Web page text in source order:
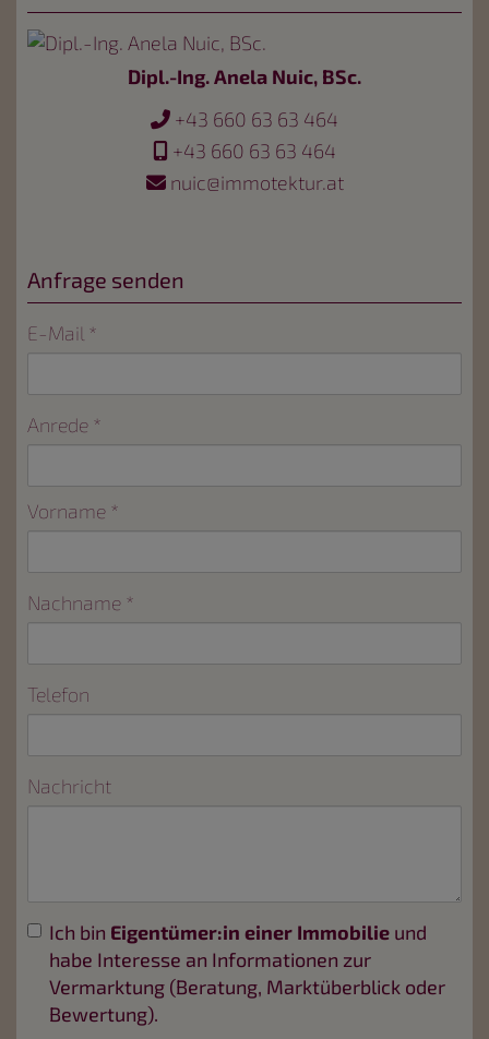
Dipl.-Ing. Anela Nuic, BSc.
+43 660 63 63 464
+43 660 63 63 464
nuic@immotektur.at
Anfrage senden
E-Mail
Anrede
Vorname
Nachname
Telefon
Nachricht
Ich bin Eigentümer:in einer Immobilie und
habe Interesse an Informationen zur
Vermarktung (Beratung, Marktüberblick oder
Bewertung).